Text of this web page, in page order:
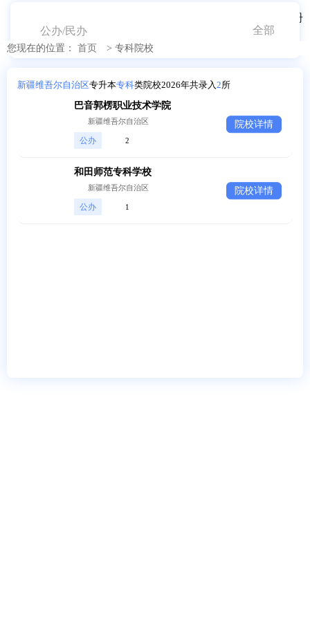
注册
您现在的位置： 首页 > 专科院校
2026年统招专升本考试专科院
公办/民办
新疆维吾尔自治区专升本专科类院校2026年共录入2所
巴音郭楞职业技术学院
新疆维吾尔自治区
公办 2
院校详情
和田师范专科学校
新疆维吾尔自治区
公办 1
院校详情